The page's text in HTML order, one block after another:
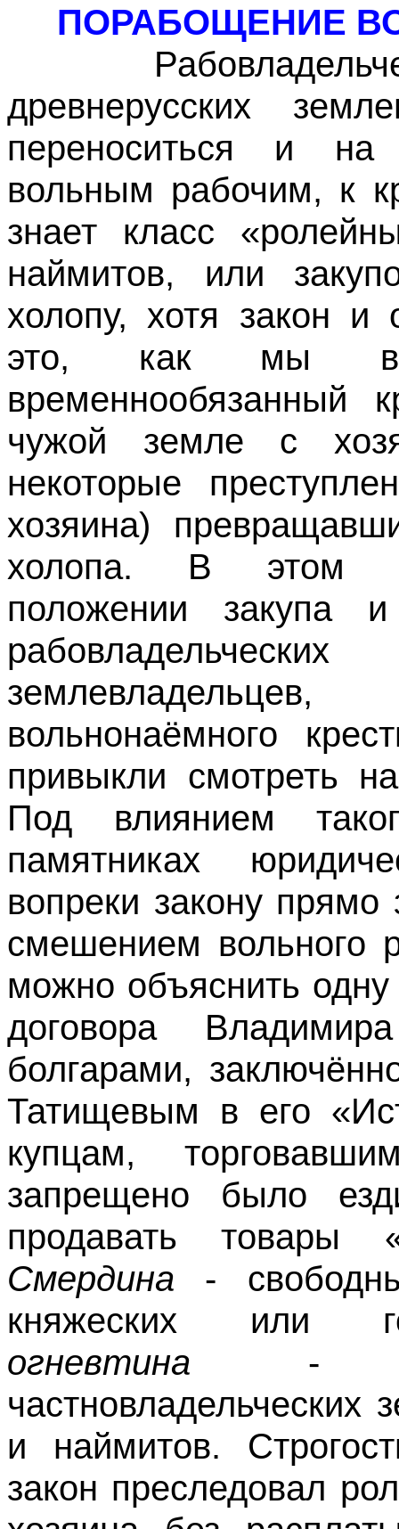
ПОРАБОЩЕНИЕ
древнерусских
переноситься и
вольным рабочим, к
знает класс
наймитов, или
холопу, хотя закон и
это, как мы
временнообязанный
чужой земле с
некоторые
хозяина)
холопа. В этом
положении закупа
вольнонаёмного
привыкли смотреть
Под влиянием
памятниках
вопреки закону
смешением вольного
можно объяснить
договора
болгарами,
Татищевым в его
купцам,
запрещено было
продавать товары
Смердина -
княжеских или
огневтина -
частновладельческих
и наймитов.
закон преследовал